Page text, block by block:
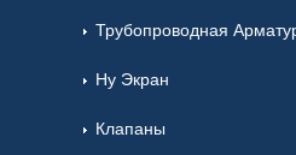
Трубопроводная
Ну Экран
Клапаны